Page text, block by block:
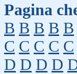
Pagina
B B B B B
C C C C C
D D D D